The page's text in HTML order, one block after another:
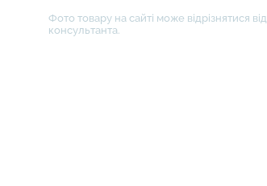
Фото товару на сайті може відрізнятися
консультанта.